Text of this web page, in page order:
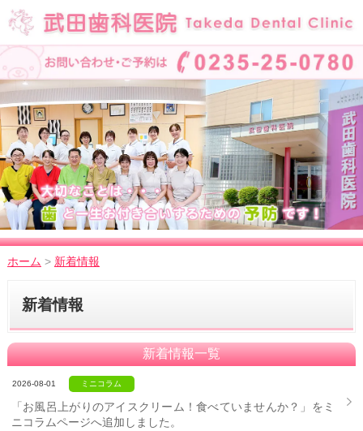
ホーム > 新着情報
新着情報
新着情報一覧
2026-08-01 ミニコラム
「お風呂上がりのアイスクリーム！食べていませんか？」をミ
ニコラムページへ追加しました。